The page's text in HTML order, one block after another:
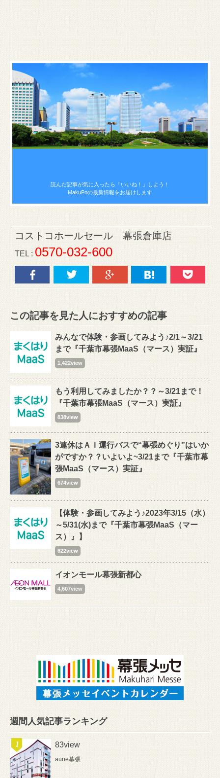
読んだ記事が気に入ったら 「いいね！」しよう！
MakuPoの最新情報をお届けします
コストコホールセール 幕張倉庫店
TEL :0570-032-600
この記事を見た人におすすめの記事
みんなで体験・参画してみよう♪2/1～3/21
まで『千葉市幕張MaaS（マース）実証』
1,422view
もう利用してみましたか？？～3/21まで！
『千葉市幕張MaaS（マース）実証』
838view
3連休はＡＩ運行バスで“幕張めぐり”はいか
がですか？？いよいよ~3/21まで『千葉市幕
張MaaS（マース）実証』
674view
【体験・参画してみよう♪2023年3/15（水）
～5/31(水)まで『千葉市幕張MaaS（マー
ス）』】
622view
イオンモール幕張新都心
4,607view
週間人気記事ランキング
83view
aune幕張